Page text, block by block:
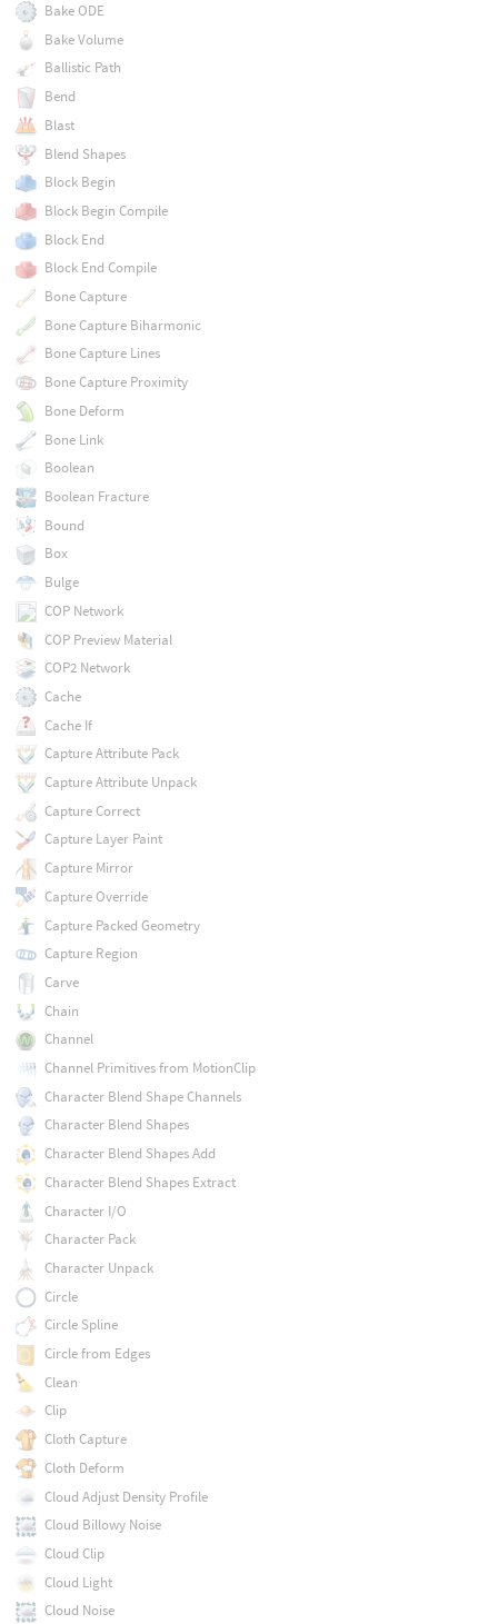
Bake ODE
Bake Volume
Ballistic Path
Bend
Blast
Blend Shapes
Block Begin
Block Begin Compile
Block End
Block End Compile
Bone Capture
Bone Capture Biharmonic
Bone Capture Lines
Bone Capture Proximity
Bone Deform
Bone Link
Boolean
Boolean Fracture
Bound
Box
Bulge
COP Network
COP Preview Material
COP2 Network
Cache
Cache If
Capture Attribute Pack
Capture Attribute Unpack
Capture Correct
Capture Layer Paint
Capture Mirror
Capture Override
Capture Packed Geometry
Capture Region
Carve
Chain
Channel
Channel Primitives from MotionClip
Character Blend Shape Channels
Character Blend Shapes
Character Blend Shapes Add
Character Blend Shapes Extract
Character I/O
Character Pack
Character Unpack
Circle
Circle Spline
Circle from Edges
Clean
Clip
Cloth Capture
Cloth Deform
Cloud Adjust Density Profile
Cloud Billowy Noise
Cloud Clip
Cloud Light
Cloud Noise